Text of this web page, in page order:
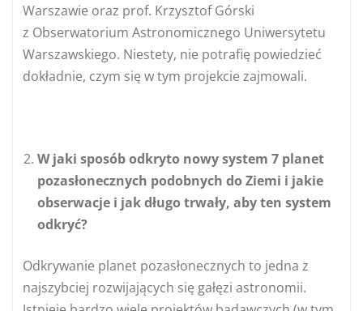
Warszawie oraz prof. Krzysztof Górski
z Obserwatorium Astronomicznego Uniwersytetu
Warszawskiego. Niestety, nie potrafię powiedzieć
dokładnie, czym się w tym projekcie zajmowali.
W jaki sposób odkryto nowy system 7 planet
pozasłonecznych podobnych do Ziemi i jakie
obserwacje i jak długo trwały, aby ten system
odkryć?
Odkrywanie planet pozasłonecznych to jedna z
najszybciej rozwijających się gałęzi astronomii.